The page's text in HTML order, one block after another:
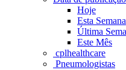
Hoje
Esta Semana
Última
Este Mês
‎ cplhealthcare‬
Pneumologistas